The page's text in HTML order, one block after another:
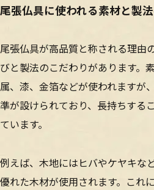
尾張仏具に使われる素材と製
尾張仏具が高品質と称される理由
びと製法のこだわりがあります。
属、漆、金箔などが使われますが
準が設けられており、長持ちする
ています。
例えば、木地にはヒバやケヤキな
優れた木材が使用されます。これ